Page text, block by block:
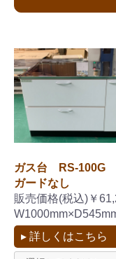
ガス台 RS-100G
ガードなし
販売価格(税込)￥
▸ 詳しくはこちら